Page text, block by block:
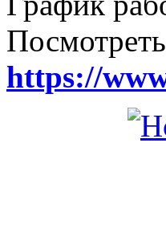
https://